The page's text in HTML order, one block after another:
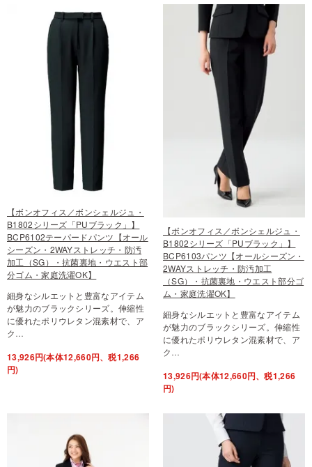
【ボンオフィス／ボンシェルジュ・
B1802シリーズ「PUブラック」】
BCP6102テーパードパンツ【オール
シーズン・2WAYストレッチ・防汚
加工（SG）・抗菌裏地・ウエスト部
分ゴム・家庭洗濯OK】
細身なシルエットと豊富なアイテム
が魅力のブラックシリーズ。伸縮性
に優れたポリウレタン混素材で、ア
ク…
13,926円(本体12,660円、税1,266
円)
【ボンオフィス／ボンシェルジュ・
B1802シリーズ「PUブラック」】
BCP6103パンツ【オールシーズン・
2WAYストレッチ・防汚加工
（SG）・抗菌裏地・ウエスト部分ゴ
ム・家庭洗濯OK】
細身なシルエットと豊富なアイテム
が魅力のブラックシリーズ。伸縮性
に優れたポリウレタン混素材で、ア
ク…
13,926円(本体12,660円、税1,266
円)